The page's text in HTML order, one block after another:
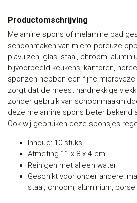
Productomschrijving
Melamine spons of melamine pad
schoonmaken van micro poreuze
plavuizen, glas, staal, chroom,
bijvoorbeeld keukens, kantoren,
sponzen hebben een fijne
zorgt dat de meest hardnekkige
zonder gebruik van
deze melamine spons beter bekend
Ook wij gebruiken deze sponsjes
Inhoud: 10 stuks
Afmeting 11 x 8 x 4 cm
Reinigen met alleen water
Geschikt voor onder andere:
staal, chroom, aluminium,